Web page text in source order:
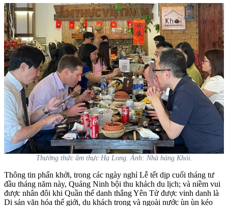
Thưởng thức ẩm thực Hạ Long. Ảnh: Nhà hàng Khói.
Thông tin phấn khởi, trong các ngày nghỉ Lễ tết dịp cuối tháng tư
đầu tháng năm này, Quảng Ninh bội thu khách du lịch; và niềm vui
được nhân đôi khi Quần thể danh thắng Yên Tử được vinh danh là
Di sản văn hóa thế giới, du khách trong và ngoài nước ùn ùn kéo